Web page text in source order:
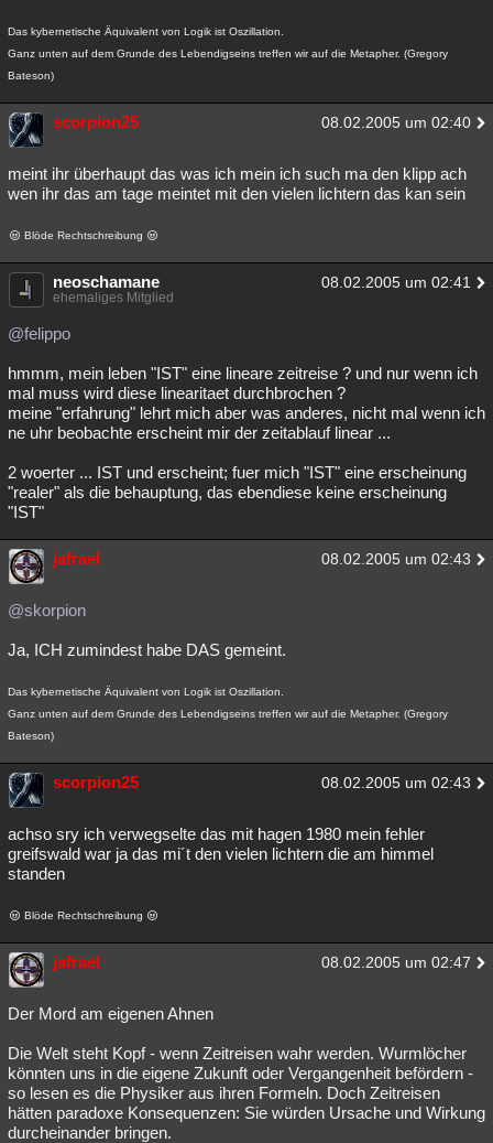
Das kybernetische Äquivalent von Logik ist Oszillation.
Ganz unten auf dem Grunde des Lebendigseins treffen wir auf die Metapher. (Gregory
Bateson)
scorpion25 08.02.2005 um 02:40
meint ihr überhaupt das was ich mein ich such ma den klipp ach
wen ihr das am tage meintet mit den vielen lichtern das kan sein
Blöde Rechtschreibung
neoschamane 08.02.2005 um 02:41
ehemaliges Mitglied
@felippo
hmmm, mein leben "IST" eine lineare zeitreise ? und nur wenn ich
mal muss wird diese linearitaet durchbrochen ?
meine "erfahrung" lehrt mich aber was anderes, nicht mal wenn ich
ne uhr beobachte erscheint mir der zeitablauf linear ...
2 woerter ... IST und erscheint; fuer mich "IST" eine erscheinung
"realer" als die behauptung, das ebendiese keine erscheinung
"IST"
jafrael 08.02.2005 um 02:43
@skorpion
Ja, ICH zumindest habe DAS gemeint.
Das kybernetische Äquivalent von Logik ist Oszillation.
Ganz unten auf dem Grunde des Lebendigseins treffen wir auf die Metapher. (Gregory
Bateson)
scorpion25 08.02.2005 um 02:43
achso sry ich verwegselte das mit hagen 1980 mein fehler
greifswald war ja das mi´t den vielen lichtern die am himmel
standen
Blöde Rechtschreibung
jafrael 08.02.2005 um 02:47
Der Mord am eigenen Ahnen
Die Welt steht Kopf - wenn Zeitreisen wahr werden. Wurmlöcher
könnten uns in die eigene Zukunft oder Vergangenheit befördern -
so lesen es die Physiker aus ihren Formeln. Doch Zeitreisen
hätten paradoxe Konsequenzen: Sie würden Ursache und Wirkung
durcheinander bringen.